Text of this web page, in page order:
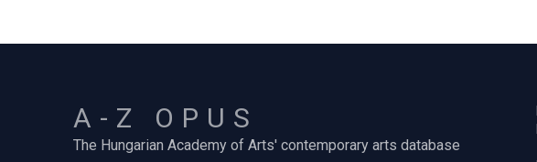
A-Z OPUS
The Hungarian Academy of Arts' contemporary arts database